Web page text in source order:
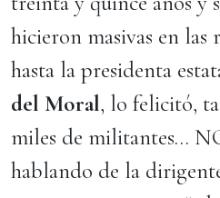
hicieron masivas en las
hasta la presidenta
del Moral, lo felicitó,
miles de militantes…
hablando de la